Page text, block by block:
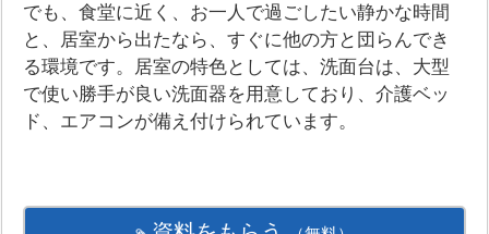
でも、食堂に近く、お一人で過ごしたい静かな時間
と、居室から出たなら、すぐに他の方と団らんでき
る環境です。居室の特色としては、洗面台は、大型
で使い勝手が良い洗面器を用意しており、介護ベッ
ド、エアコンが備え付けられています。